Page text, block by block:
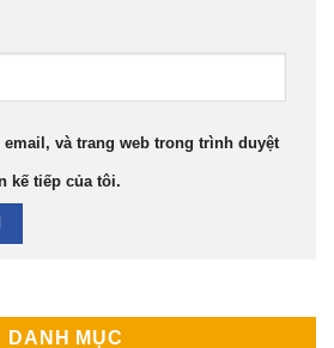
email, và trang web trong trình duyệt
kế tiếp của tôi.
DANH MỤC